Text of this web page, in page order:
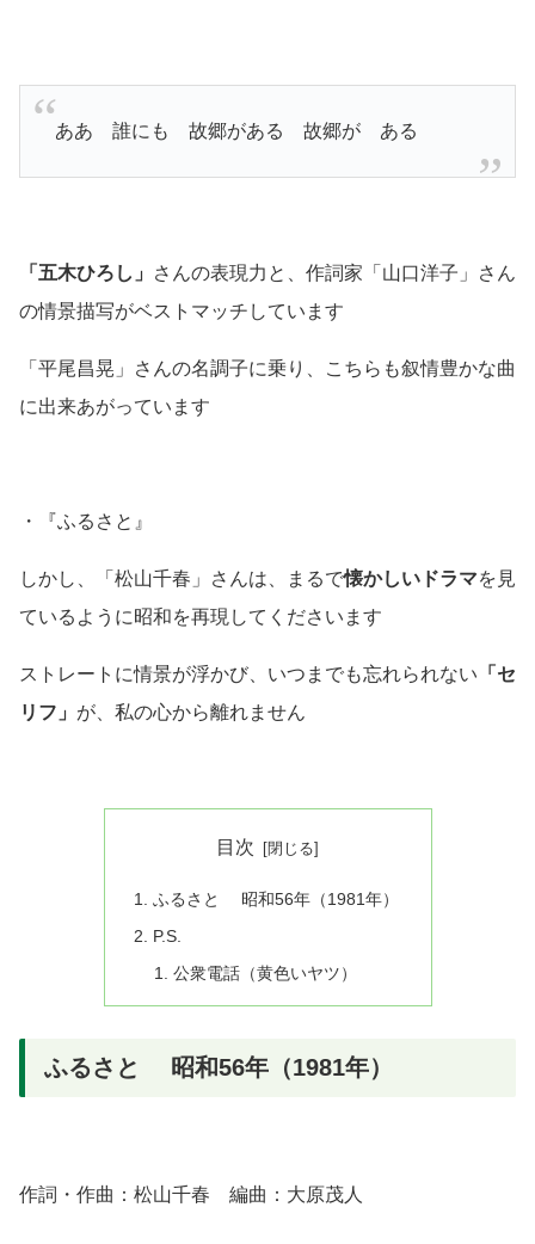
ああ 誰にも 故郷がある 故郷が ある
「五木ひろし」
さんの表現力と、作詞家「山口洋子」さん
の情景描写がベストマッチしています
「平尾昌晃」さんの名調子に乗り、こちらも叙情豊かな曲
に出来あがっています
・『ふるさと』
しかし、「松山千春」さんは、まるで懐かしいドラマを見
ているように昭和を再現してくださいます
ストレートに情景が浮かび、いつまでも忘れられない 「セ
リフ」 が、私の心から離れません
目次
ふるさと 昭和56年（1981年）
P.S.
公衆電話（黄色いヤツ）
ふるさと 昭和56年（1981年）
作詞・作曲：松山千春 編曲：大原茂人